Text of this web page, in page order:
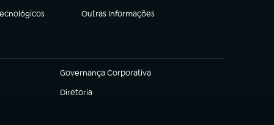
Outras Informações
(abre em nova aba)
Governança Corporativa
(abre em nova aba)
Diretoria
(abre em nova aba)